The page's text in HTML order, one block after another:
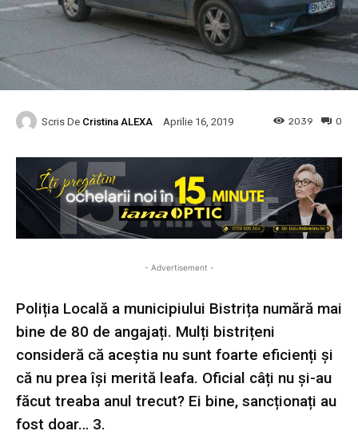
Scris De Cristina ALEXA Aprilie 16, 2019 0
2039
- Advertisement -
Poliția Locală a municipiului Bistrița numără mai
bine de 80 de angajați. Mulți bistrițeni
consideră că aceștia nu sunt foarte eficienți și
că nu prea își merită leafa. Oficial câți nu și-au
făcut treaba anul trecut? Ei bine, sancționați au
fost doar… 3.